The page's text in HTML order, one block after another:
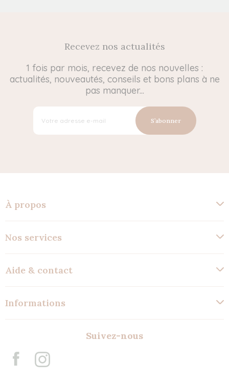
Recevez nos actualités
1 fois par mois, recevez de nos nouvelles :
actualités, nouveautés, conseils et bons plans à ne
pas manquer...
S’abonner
À propos
Nos services
Aide & contact
Informations
Suivez-nous